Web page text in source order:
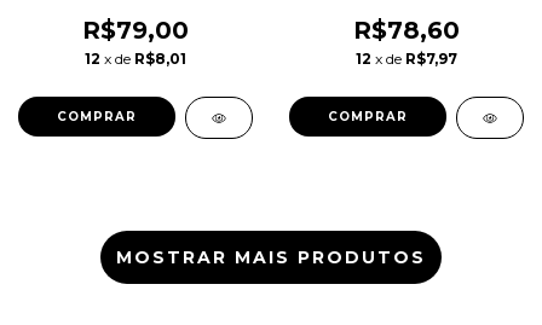
R$79,00
12 x de R$8,01
R$78,60
12 x de R$7,97
MOSTRAR MAIS PRODUTOS